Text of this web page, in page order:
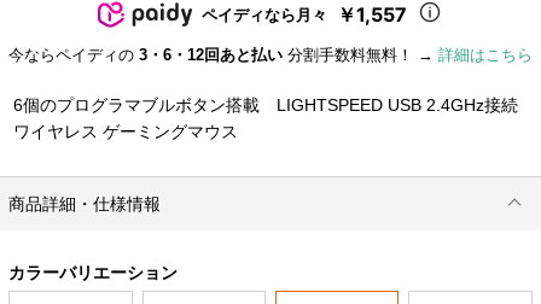
ペイディなら月々 ￥1,557
今ならペイディの 3・6・12回あと払い 分割手数料無料！ → 詳細はこちら
6個のプログラマブルボタン搭載 LIGHTSPEED USB 2.4GHz接続
ワイヤレス ゲーミングマウス
商品詳細・仕様情報
カラーバリエーション